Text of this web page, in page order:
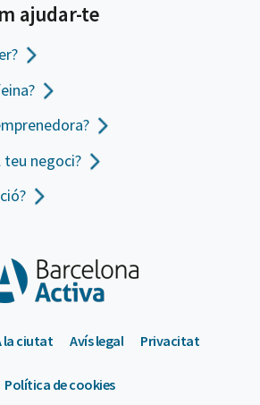
ajudar-te
teu negoci?
la ciutat Avís legal Privacitat
Política de cookies